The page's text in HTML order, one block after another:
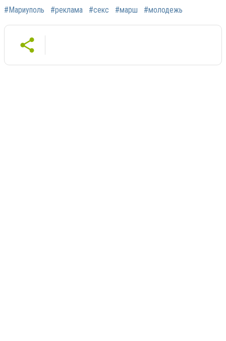
#Мариуполь #реклама #секс #марш #молодежь